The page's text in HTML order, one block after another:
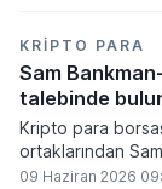
KRIPTO PARA
Sam
talebinde
Kripto para
ortaklarından
Başkanı Donald
09 Haziran 2026